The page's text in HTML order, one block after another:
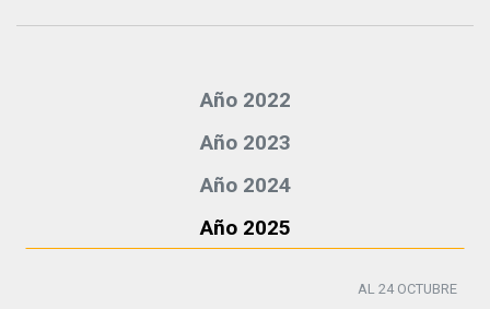
Año 2022
Año 2023
Año 2024
Año 2025
AL 24 OCTUBRE